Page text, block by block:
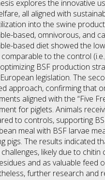
explores the innovative
all aligned with
into the swine
based, omnivorous, and
based diet showed the
to the control
BSF production
legislation. The
approach, confirming that
aligned with the “Five
for piglets. Animals
to controls, supporting
meal with BSF larvae
pigs. The results indicated
likely due to
and as valuable feed
further research and